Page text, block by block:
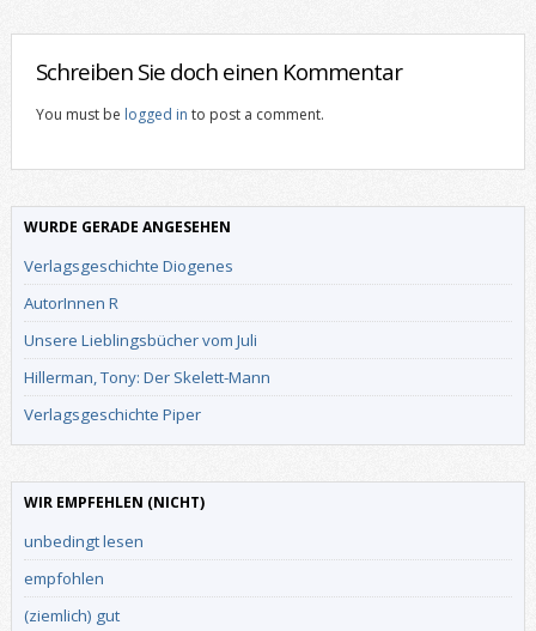
Schreiben Sie doch einen Kommentar
You must be logged in to post a comment.
WURDE GERADE ANGESEHEN
Verlagsgeschichte Diogenes
AutorInnen R
Unsere Lieblingsbücher vom Juli
Hillerman, Tony: Der Skelett-Mann
Verlagsgeschichte Piper
WIR EMPFEHLEN (NICHT)
unbedingt lesen
empfohlen
(ziemlich) gut